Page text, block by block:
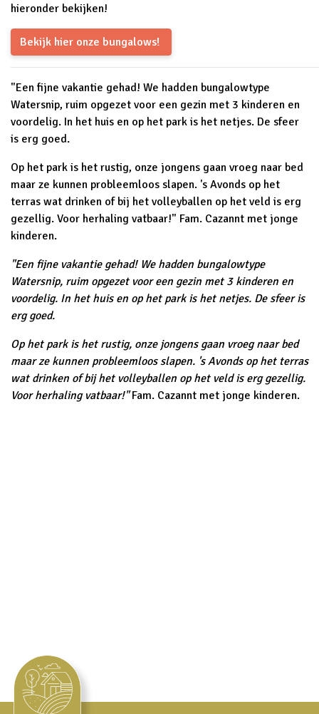
hieronder bekijken!
Bekijk hier onze bungalows!
"Een fijne vakantie gehad! We hadden bungalowtype
Watersnip, ruim opgezet voor een gezin met 3 kinderen en
voordelig. In het huis en op het park is het netjes. De sfeer
is erg goed.
Op het park is het rustig, onze jongens gaan vroeg naar bed
maar ze kunnen probleemloos slapen. 's Avonds op het
terras wat drinken of bij het volleyballen op het veld is erg
gezellig. Voor herhaling vatbaar!" Fam. Cazannt met jonge
kinderen.
"Een fijne vakantie gehad! We hadden bungalowtype
Watersnip, ruim opgezet voor een gezin met 3 kinderen en
voordelig. In het huis en op het park is het netjes. De sfeer is
erg goed.
Op het park is het rustig, onze jongens gaan vroeg naar bed
maar ze kunnen probleemloos slapen. 's Avonds op het terras
wat drinken of bij het volleyballen op het veld is erg gezellig.
Voor herhaling vatbaar!"Fam. Cazannt met jonge kinderen.